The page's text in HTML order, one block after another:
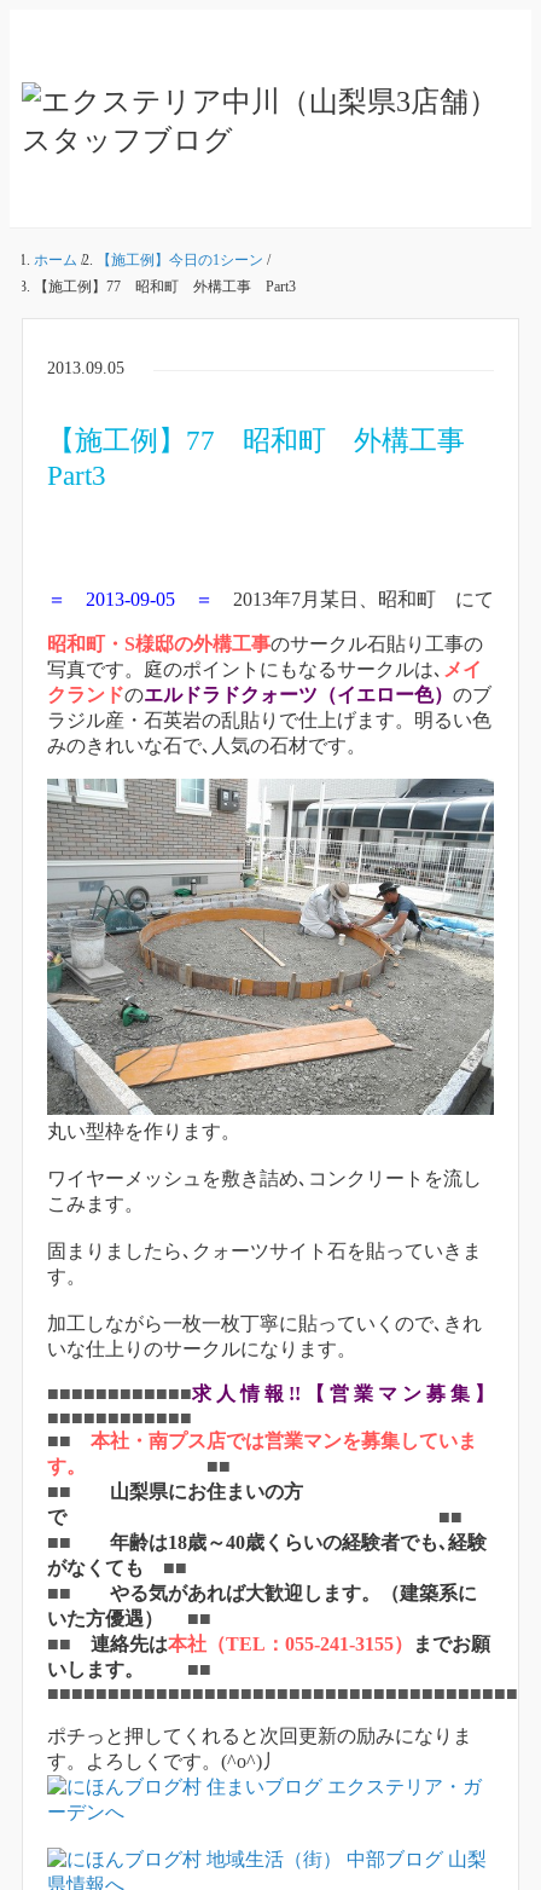
ホーム / 【施工例】今日の1シーン /
【施工例】77 昭和町 外構工事 Part3
2013.09.05
【施工例】77 昭和町 外構工事
Part3
＝ 2013-09-05 ＝ 2013年7月某日、昭和町 にて
昭和町・S様邸の外構工事のサークル石貼り工事の
写真です。庭のポイントにもなるサークルは､ メイ
クランドのエルドラドクォーツ（イエロー色） のブ
ラジル産・石英岩の乱貼りで仕上げます。明るい色
みのきれいな石で､人気の石材です。
丸い型枠を作ります。
ワイヤーメッシュを敷き詰め､コンクリートを流し
こみます。
固まりましたら､クォーツサイト石を貼っていきま
す。
加工しながら一枚一枚丁寧に貼っていくので､きれ
いな仕上りのサークルになります。
■■■■■■■■■■■■求 人 情 報 !! 【 営 業 マ ン 募 集 】
■■■■■■■■■■■■
■■ 本社・南プス店では営業マンを募集していま
す。 ■■
■■ 山梨県にお住まいの方
で ■■
■■ 年齢は18歳～40歳くらいの経験者でも､経験
がなくても ■■
■■ やる気があれば大歓迎します。（建築系に
いた方優遇） ■■
■■ 連絡先は本社（TEL：055-241-3155）
までお願
いします。 ■■
ポチっと押してくれると次回更新の励みになりま
す。よろしくです。(^o^)丿